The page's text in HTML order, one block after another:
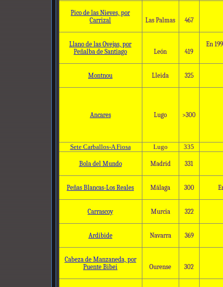
Pico de las Nieves, por
Carrizal
Las Palmas 467
Llano de las Ovejas, por
Peñalba de Santiago
León 419
En
Montnou Lleida 325
Ancares Lugo >300
Sete Carballos-A Fiosa Lugo 335
Bola del Mundo Madrid 331
Peñas Blancas-Los Reales Málaga 300
Carrascoy Murcia 322
Ardibide Navarra 369
Cabeza de Manzaneda, por
Puente Bibei
Ourense 302